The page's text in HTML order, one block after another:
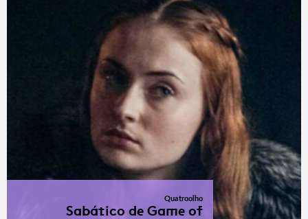
Quatroolho
Sabático de Game of